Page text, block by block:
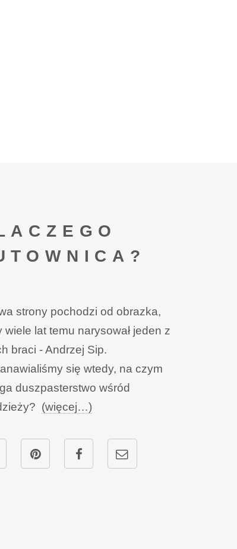
strony pochodzi od obrazka,
wiele lat temu narysował jeden z
braci - Andrzej Sip.
się wtedy, na czym
duszpasterstwo wśród
(więcej…)